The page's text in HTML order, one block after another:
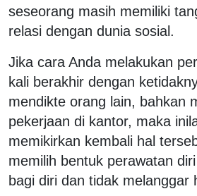
seseorang masih memiliki
relasi dengan dunia sosial.
Jika cara Anda melakukan
kali berakhir dengan
mendikte orang lain, bahkan
pekerjaan di kantor, maka
memikirkan kembali hal
memilih bentuk perawatan
bagi diri dan tidak melanggar